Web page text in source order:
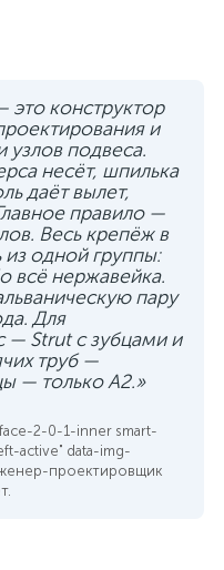
конструктор
и
узлов подвеса.
несёт, шпилька
даёт вылет,
правило —
Весь крепёж в
одной группы:
всё нержавейка.
пару
Для
— Strut с зубцами и
труб —
— только A2.»
проектировщик